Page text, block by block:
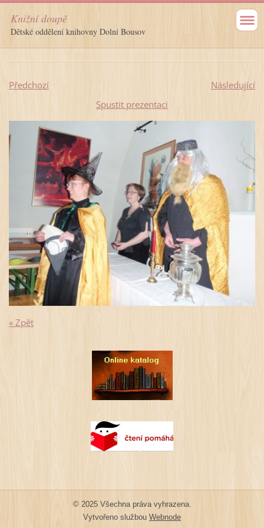
Knižní doupě
Dětské oddělení knihovny Dolní Bousov
Předchozí
Následující
Spustit prezentaci
« Zpět
© 2025 Všechna práva vyhrazena.
Vytvořeno službou Webnode